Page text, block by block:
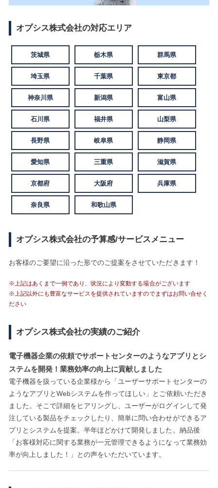
オプシス株式会社の対応エリア
茨城県 栃木県 群馬県
埼玉県 千葉県 東京都
神奈川県 新潟県 富山県
石川県 福井県 山梨県
長野県 岐阜県 静岡県
愛知県 三重県 滋賀県
京都府 大阪府 兵庫県
奈良県 和歌山県
オプシス株式会社の予算感/サービスメニュー
お客様のご要望に沿った形でのご提案をさせていただきます！
※上記はあくまで一例であり、状況により変動する場合がございます
※上記以外にも豊富なサービスを提供されていますのでまずはお問い合せく
ださい
オプシス株式会社の実績のご紹介
電子機器企業の依頼でサポートセンターのようなアプリとシ
ステムを開発！業務効率の向上に貢献しました
電子機器を扱っている企業様から「ユーザーサポートセンターの
ようなアプリとWebシステムを作ってほしい」とご依頼いただき
ました。そこで詳細をヒアリングし、ユーザーがログインして発
注している製品をチェックしたり、簡単に問い合わせができるア
プリとシステムを提案。半年ほどかけて開発しました。納品後
「お客様対応に関する業務が一元管理できるようになって業務効
率が向上しました！」との声をいただいています。